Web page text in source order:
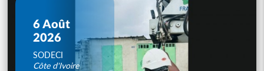
6 Août
2026
SODECI
Côte d'Ivoire